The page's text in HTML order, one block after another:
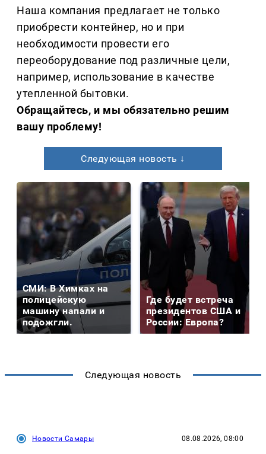
Наша компания предлагает не только
приобрести контейнер, но и при
необходимости провести его
переоборудование под различные цели,
например, использование в качестве
утепленной бытовки.
Обращайтесь, и мы обязательно решим
вашу проблему!
Следующая новость ↓
СМИ: В Химках на
полицейскую
машину напали и
подожгли.
Где будет встреча
президентов США и
России: Европа?
Следующая новость
Новости Самары 08.08.2026, 08:00